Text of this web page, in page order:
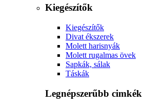
Kiegészítők
Kiegészítők
Divat ékszerek
Molett harisnyák
Molett rugalmas övek
Sapkák, sálak
Táskák
Legnépszerűbb cimkék